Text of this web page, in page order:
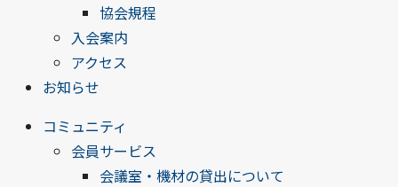
協会規程
入会案内
アクセス
お知らせ
コミュニティ
会員サービス
会議室・機材の貸出について